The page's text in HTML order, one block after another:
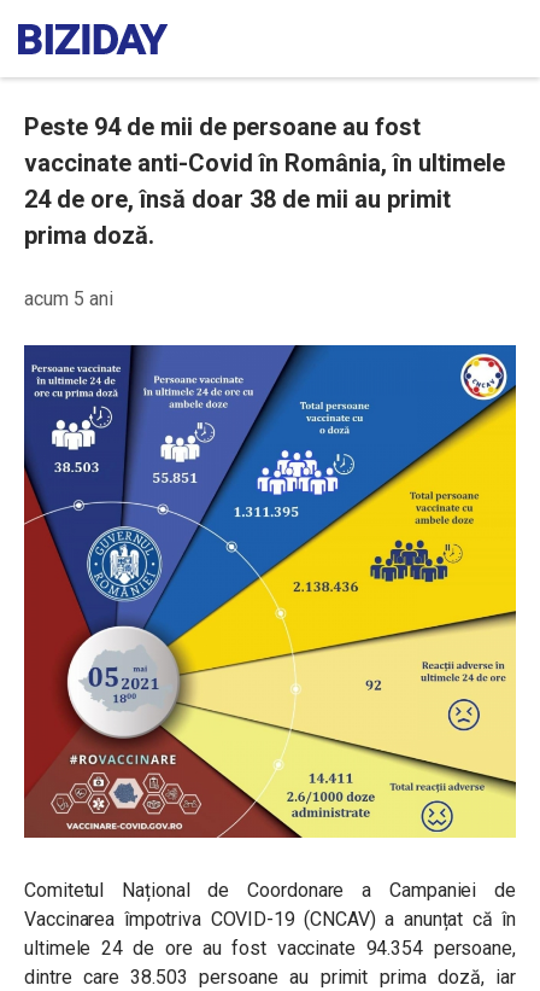
Peste 94 de mii de persoane au fost
vaccinate anti-Covid în România, în ultimele
24 de ore, însă doar 38 de mii au primit
prima doză.
acum 5 ani
Comitetul Național de Coordonare a Campaniei de
Vaccinarea împotriva COVID-19 (CNCAV) a anunțat că în
ultimele 24 de ore au fost vaccinate 94.354 persoane,
dintre care 38.503 persoane au primit prima doză, iar